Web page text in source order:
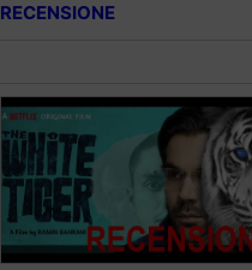
RECENSIONE